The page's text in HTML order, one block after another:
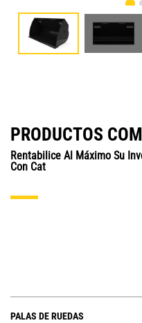
PRODUCTOS
Rentabilice Al Máximo Su
Con Cat
PALAS DE RUEDAS